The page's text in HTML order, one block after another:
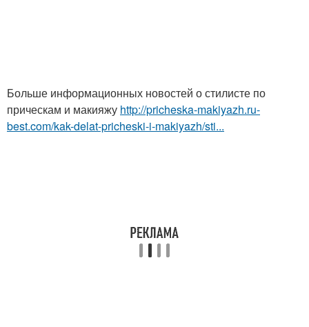
Больше информационных новостей о стилисте по
прическам и макияжу http://pricheska-makiyazh.ru-
best.com/kak-delat-pricheski-i-makiyazh/sti...